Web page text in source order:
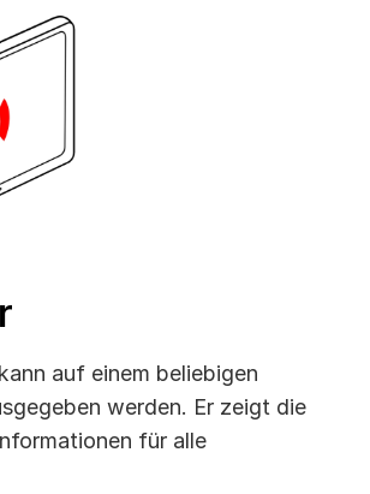
auf einem beliebigen
werden. Er zeigt die
für alle